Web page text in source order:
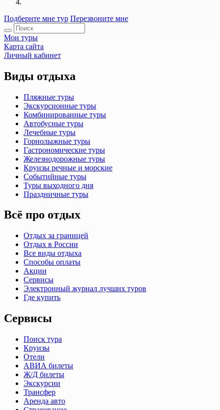
Подберите мне тур Перезвоните мне
Мои туры
Карта сайта
Личный кабинет
Виды отдыха
Пляжные туры
Экскурсионные туры
Комбинированные туры
Автобусные туры
Лечебные туры
Горнолыжные туры
Гастрономические туры
Железнодорожные туры
Круизы речные и морские
Событийные туры
Туры выходного дня
Праздничные туры
Всё про отдых
Отдых за границей
Отдых в России
Все виды отдыха
Способы оплаты
Акции
Сервисы
Электронный журнал лучших туров
Где купить
Сервисы
Поиск тура
Круизы
Отели
АВИА билеты
Ж/Д билеты
Экскурсии
Трансфер
Аренда авто